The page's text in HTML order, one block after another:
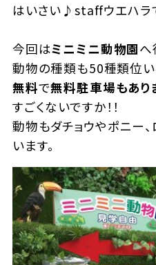
はいさい♪staffウエハラ
今回はミニミニ動物園へ
動物の種類も50種類位い
無料で無料駐車場もあり
すごくないですか！！
動物もダチョウやポニー
います。